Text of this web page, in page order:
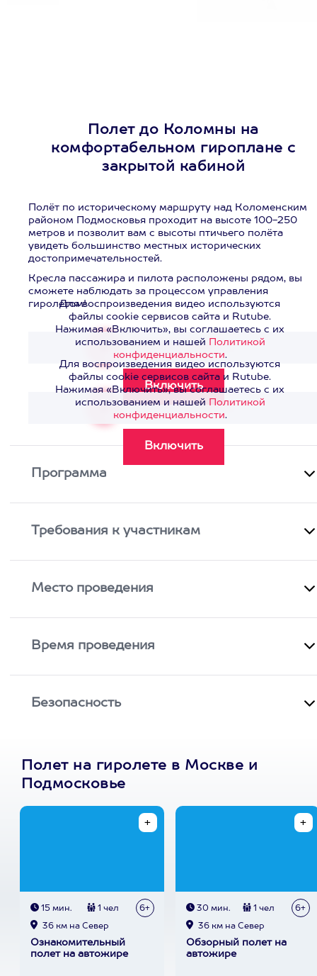
Полет до Коломны на
комфортабельном гироплане с
закрытой кабиной
Полёт по историческому маршруту над Коломенским
районом Подмосковья проходит на высоте 100-250
метров и позволит вам с высоты птичьего полёта
увидеть большинство местных исторических
достопримечательностей.
Кресла пассажира и пилота расположены рядом, вы
сможете наблюдать за процессом управления
гиролетом!
Смотреть видео>
Для воспроизведения видео используются
файлы cookie сервисов сайта и Rutube.
Нажимая «Включить», вы соглашаетесь с их
использованием и нашей Политикой
конфиденциальности.
Смотреть видео>
Для воспроизведения видео используются
файлы cookie сервисов сайта и Rutube.
Нажимая «Включить», вы соглашаетесь с их
использованием и нашей Политикой
конфиденциальности.
Программа
Требования к участникам
Место проведения
Время проведения
Безопасность
Полет на гиролете в Москве и
Подмосковье
15 мин. 1 чел 6+
36 км на Север
Ознакомительный
полет на автожире
30 мин. 1 чел 6+
36 км на Север
Обзорный полет на
автожире